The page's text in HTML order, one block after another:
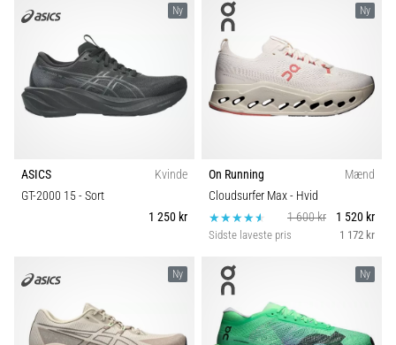
Ny
ASICS
Kvinde
GT-2000 15- Sort
1 250 kr
Ny
On Running
Mænd
Cloudsurfer Max- Hvid
1 600 kr
1 520 kr
Sidste laveste pris 1 172 kr
Ny Ny